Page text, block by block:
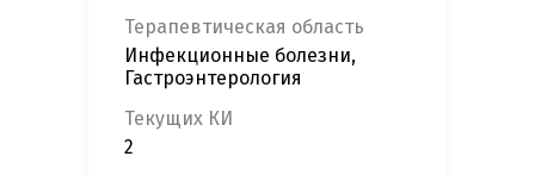
Терапевтическая область
Инфекционные болезни,
Гастроэнтерология
Текущих КИ
2